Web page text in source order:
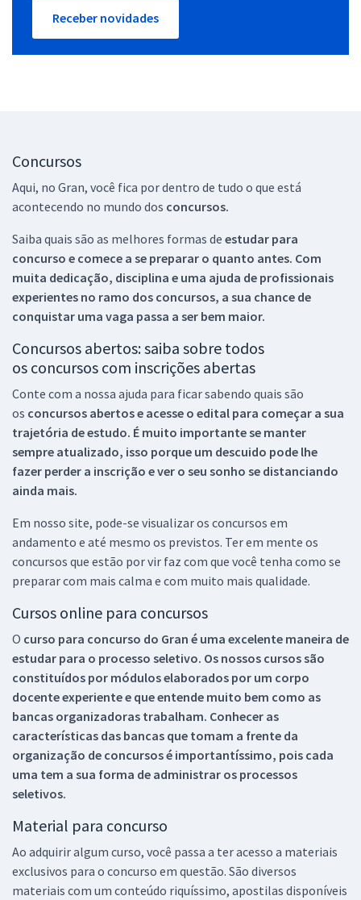
Receber novidades
Concursos
Aqui, no Gran, você fica por dentro de tudo o que está
acontecendo no mundo dos concursos.
Saiba quais são as melhores formas de estudar para
concurso e comece a se preparar o quanto antes. Com
muita dedicação, disciplina e uma ajuda de profissionais
experientes no ramo dos concursos, a sua chance de
conquistar uma vaga passa a ser bem maior.
Concursos abertos: saiba sobre todos
os concursos com inscrições abertas
Conte com a nossa ajuda para ficar sabendo quais são
os concursos abertos e acesse o edital para começar a sua
trajetória de estudo. É muito importante se manter
sempre atualizado, isso porque um descuido pode lhe
fazer perder a inscrição e ver o seu sonho se distanciando
ainda mais.
Em nosso site, pode-se visualizar os concursos em
andamento e até mesmo os previstos. Ter em mente os
concursos que estão por vir faz com que você tenha como se
preparar com mais calma e com muito mais qualidade.
Cursos online para concursos
O curso para concurso do Gran é uma excelente maneira de
estudar para o processo seletivo. Os nossos cursos são
constituídos por módulos elaborados por um corpo
docente experiente e que entende muito bem como as
bancas organizadoras trabalham. Conhecer as
características das bancas que tomam a frente da
organização de concursos é importantíssimo, pois cada
uma tem a sua forma de administrar os processos
seletivos.
Material para concurso
Ao adquirir algum curso, você passa a ter acesso a materiais
exclusivos para o concurso em questão. São diversos
materiais com um conteúdo riquíssimo, apostilas disponíveis